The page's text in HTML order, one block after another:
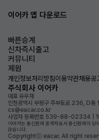
이어카 앱 다운로드
빠른승계
신차즉시출고
커뮤니티
제원
개인정보처리방침이용약관채용공
주식회사 이어카
대표 유우재
인천광역시 부평구 주부토로 236, D동
cs@eacar.co.kr
사업자 등록번호 539-88-02334 |
이어카는 통신판매 중개자로서 통신판매의
않습니다.
Copyrightⓒ eacar. All right